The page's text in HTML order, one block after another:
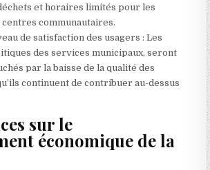
et horaires limités pour les
communautaires.
de satisfaction des usagers : Les
des services municipaux, seront
par la baisse de la qualité des
continuent de contribuer au-dessus
sur le
économique de la